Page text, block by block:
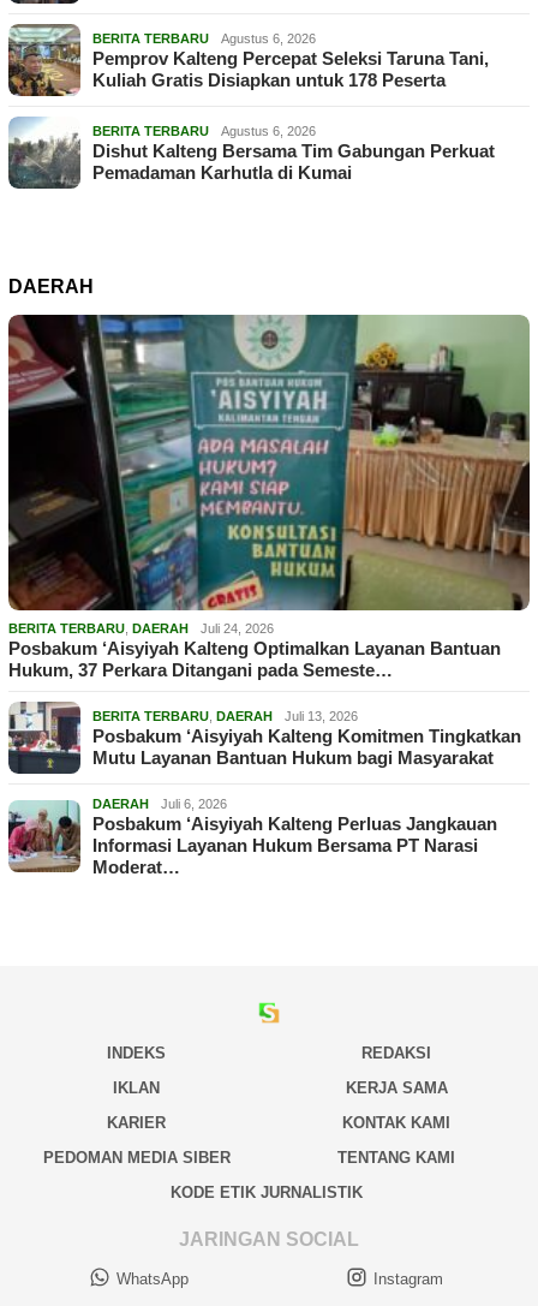
BERITA TERBARU Agustus 6, 2026
Pemprov Kalteng Percepat Seleksi Taruna Tani,
Kuliah Gratis Disiapkan untuk 178 Peserta
BERITA TERBARU Agustus 6, 2026
Dishut Kalteng Bersama Tim Gabungan Perkuat
Pemadaman Karhutla di Kumai
DAERAH
BERITA TERBARU DAERAH Juli 24, 2026
Posbakum ‘Aisyiyah Kalteng Optimalkan Layanan Bantuan
Hukum, 37 Perkara Ditangani pada Semeste…
BERITA TERBARU DAERAH Juli 13, 2026
Posbakum ‘Aisyiyah Kalteng Komitmen Tingkatkan
Mutu Layanan Bantuan Hukum bagi Masyarakat
DAERAH Juli 6, 2026
Posbakum ‘Aisyiyah Kalteng Perluas Jangkauan
Informasi Layanan Hukum Bersama PT Narasi
Moderat…
INDEKS
REDAKSI
IKLAN
KERJA SAMA
KARIER
KONTAK KAMI
PEDOMAN MEDIA SIBER
TENTANG KAMI
KODE ETIK JURNALISTIK
JARINGAN SOCIAL
WhatsApp Instagram